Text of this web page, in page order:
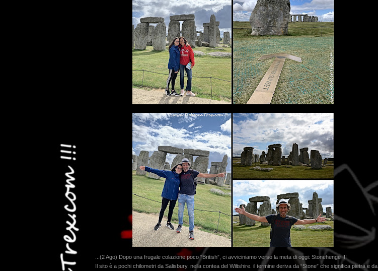
...(2 Ago) Dopo una frugale colazione poco “British”, ci avviciniamo verso la meta di oggi: Stonehenge !!!
Il sito è a pochi chilometri da Salisbury, nella contea del Wiltshire. il termine deriva da “Stone” che significa pietra e da